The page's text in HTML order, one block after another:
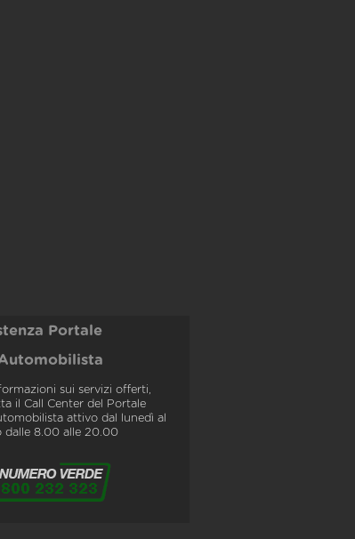
Portale
sui servizi offerti,
il Call Center del Portale
attivo dal lunedì al
dalle 8.00 alle 20.00